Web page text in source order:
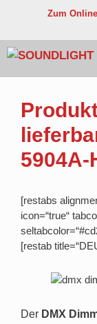
Zum
5904A-
[restabs
icon=“true“
[restab
Der DMX